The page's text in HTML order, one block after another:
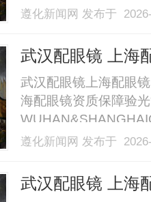
照搬模板，而是精准
廓、测试五官曲直量
一.........
遵化新闻网 发布于
武汉配眼镜 上海
武汉配眼镜上海配眼
海配眼镜资质保障验
业验光配镜的写字楼
40%-60%优惠，兼顾
遵化新闻网 发布于
武汉配眼镜 上海